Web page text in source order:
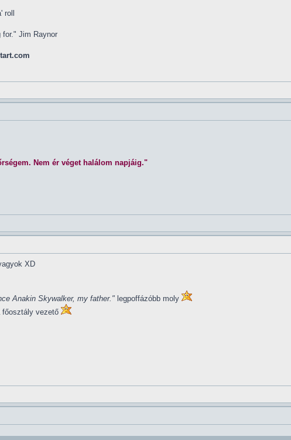
for." Jim Raynor
Nem ér véget halálom napjáig."
XD
Anakin Skywalker, my father." legpoffázóbb moly
főosztály vezető